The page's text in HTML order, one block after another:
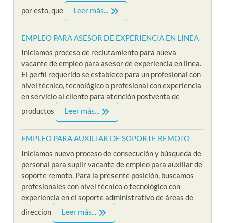
por esto, que
Leer más...
EMPLEO PARA ASESOR DE EXPERIENCIA EN LINEA
Iniciamos proceso de reclutamiento para nueva
vacante de empleo para asesor de experiencia en linea.
El perfil requerido se establece para un profesional con
nivel técnico, tecnológico o profesional con experiencia
en servicio al cliente para atención postventa de
productos
Leer más...
EMPLEO PARA AUXILIAR DE SOPORTE REMOTO
Iniciamos nuevo proceso de consecución y búsqueda de
personal para suplir vacante de empleo para auxiliar de
soporte remoto. Para la presente posición, buscamos
profesionales con nivel técnico o tecnológico con
experiencia en el soporte administrativo de áreas de
direccion
Leer más...